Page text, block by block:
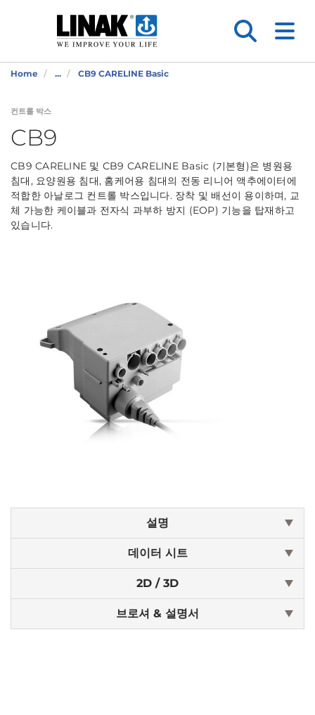
Home ... CB9 CARELINE Basic
컨트롤 박스
CB9
CB9 CARELINE 및 CB9 CARELINE Basic (기본형)은 병원용
침대, 요양원용 침대, 홈케어용 침대의 전동 리니어 액추에이터에
적합한 아날로그 컨트롤 박스입니다. 장착 및 배선이 용이하며, 교
체 가능한 케이블과 전자식 과부하 방지 (EOP) 기능을 탑재하고
있습니다.
설명
데이터 시트
2D / 3D
브로셔 & 설명서